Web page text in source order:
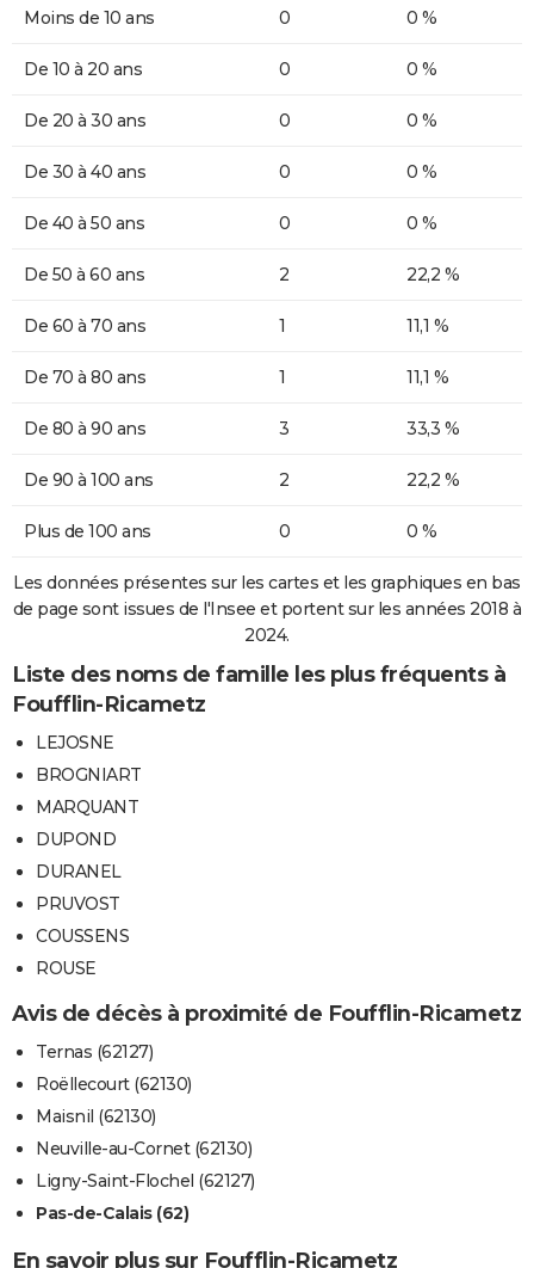
Moins de 10 ans 0 0 %
De 10 à 20 ans 0 0 %
De 20 à 30 ans 0 0 %
De 30 à 40 ans 0 0 %
De 40 à 50 ans 0 0 %
De 50 à 60 ans 2 22,2 %
De 60 à 70 ans 1 11,1 %
De 70 à 80 ans 1 11,1 %
De 80 à 90 ans 3 33,3 %
De 90 à 100 ans 2 22,2 %
Plus de 100 ans 0 0 %
Les données présentes sur les cartes et les graphiques en bas
de page sont issues de l'Insee et portent sur les années 2018 à
2024.
Liste des noms de famille les plus fréquents à
Foufflin-Ricametz
LEJOSNE
BROGNIART
MARQUANT
DUPOND
DURANEL
PRUVOST
COUSSENS
ROUSE
Avis de décès à proximité de Foufflin-Ricametz
Ternas (62127)
Roëllecourt (62130)
Maisnil (62130)
Neuville-au-Cornet (62130)
Ligny-Saint-Flochel (62127)
Pas-de-Calais (62)
En savoir plus sur Foufflin-Ricametz